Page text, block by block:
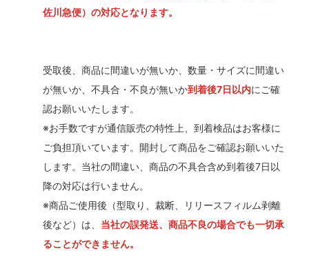
佐川急便）の対応となります。
受取後、商品に間違いが無いか、数量・サイズに間違い
が無いか、不具合・不良が無いか到着後7日以内にご確
認お願いいたします。
※お手数ですが通信販売の特性上、到着検品はお客様に
ご負担頂いています。開封して商品をご確認お願いいた
します。当社の間違い、商品の不具合含め到着後7日以
降の対応は行いません。
※商品ご使用後（型取り、裁断、リリースフィルム剥離
後など）は、 当社の誤発送、商品不良の場合でも一切承
ることができません。